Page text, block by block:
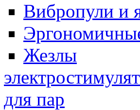
Вибропули и
Жезлы
для пар